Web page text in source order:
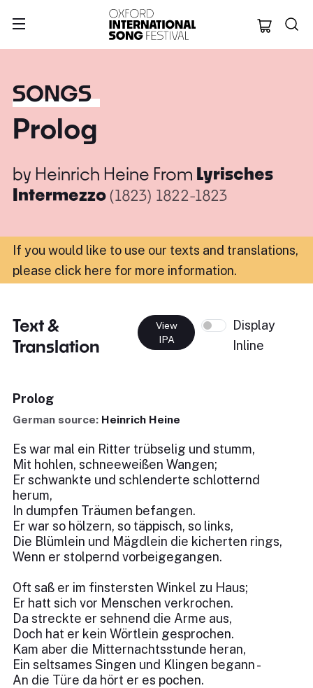
Oxford
SONGS
Prolog
by Heinrich Heine From Lyrisches
Intermezzo(1823) 1822-1823
If you would like to use our texts and translations,
please click here for more information.
Text &
Translation
View
IPA
Display
Inline
Prolog
German source: Heinrich Heine
Es war mal ein Ritter trübselig und stumm,
Mit hohlen, schneeweißen Wangen;
Er schwankte und schlenderte schlotternd
herum,
In dumpfen Träumen befangen.
Er war so hölzern, so täppisch, so links,
Die Blümlein und Mägdlein die kicherten rings,
Wenn er stolpernd vorbeigegangen.
Oft saß er im finstersten Winkel zu Haus;
Er hatt sich vor Menschen verkrochen.
Da streckte er sehnend die Arme aus,
Doch hat er kein Wörtlein gesprochen.
Kam aber die Mitternachtsstunde heran,
Ein seltsames Singen und Klingen begann -
An die Türe da hört er es pochen.